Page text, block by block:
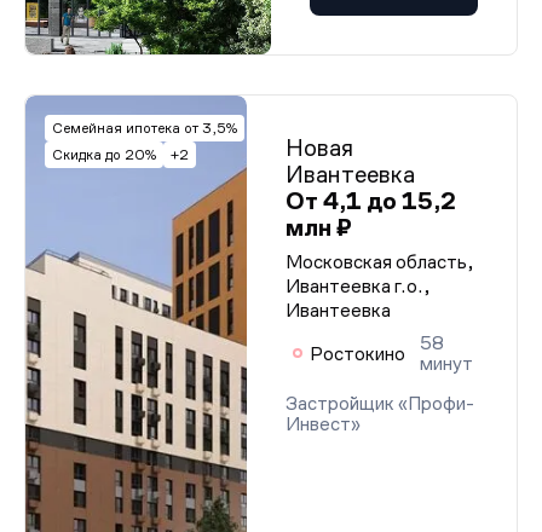
Семейная ипотека от 3,5%
Скидка до 20%
+2
Новая
Ивантеевка
От 4,1 до 15,2
млн ₽
Московская область,
Ивантеевка г.о.,
Ивантеевка
Ростокино
58
минут
Застройщик «Профи-
Инвест»